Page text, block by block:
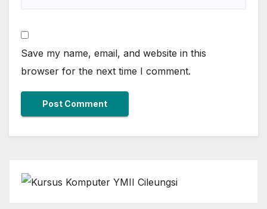
Save my name, email, and website in this
browser for the next time I comment.